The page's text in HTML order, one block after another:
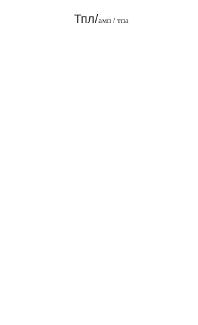
Тпл/амп / тпа